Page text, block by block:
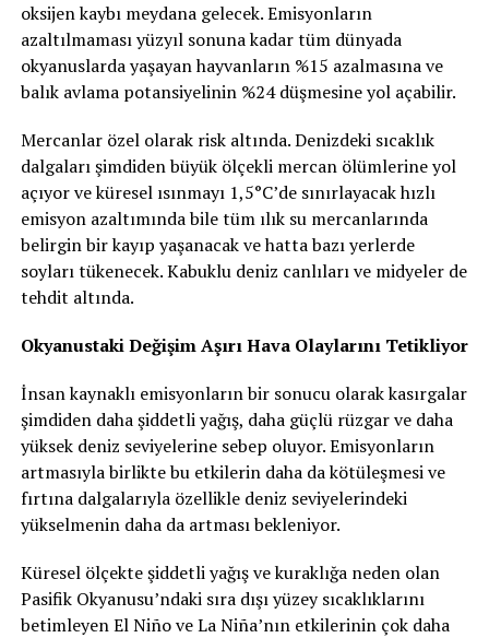
oksijen kaybı meydana gelecek. Emisyonların
azaltılmaması yüzyıl sonuna kadar tüm dünyada
okyanuslarda yaşayan hayvanların %15 azalmasına ve
balık avlama potansiyelinin %24 düşmesine yol açabilir.
Mercanlar özel olarak risk altında. Denizdeki sıcaklık
dalgaları şimdiden büyük ölçekli mercan ölümlerine yol
açıyor ve küresel ısınmayı 1,5°C’de sınırlayacak hızlı
emisyon azaltımında bile tüm ılık su mercanlarında
belirgin bir kayıp yaşanacak ve hatta bazı yerlerde
soyları tükenecek. Kabuklu deniz canlıları ve midyeler de
tehdit altında.
Okyanustaki Değişim Aşırı Hava Olaylarını Tetikliyor
İnsan kaynaklı emisyonların bir sonucu olarak kasırgalar
şimdiden daha şiddetli yağış, daha güçlü rüzgar ve daha
yüksek deniz seviyelerine sebep oluyor. Emisyonların
artmasıyla birlikte bu etkilerin daha da kötüleşmesi ve
fırtına dalgalarıyla özellikle deniz seviyelerindeki
yükselmenin daha da artması bekleniyor.
Küresel ölçekte şiddetli yağış ve kuraklığa neden olan
Pasifik Okyanusu’ndaki sıra dışı yüzey sıcaklıklarını
betimleyen El Niño ve La Niña’nın etkilerinin çok daha